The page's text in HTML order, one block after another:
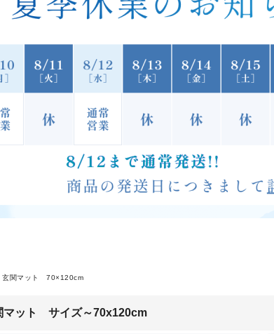
玄関マット 70×120cm
マット サイズ～70x120cm